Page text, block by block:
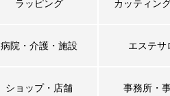
ラッピング カッティン
病院・介護・施設 エステサ
ショップ・店舗 事務所・